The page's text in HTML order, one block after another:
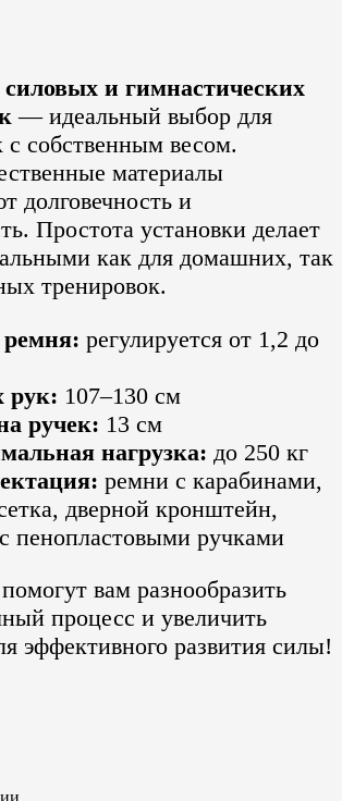
и гимнастических
— идеальный выбор для
с собственным весом.
материалы
долговечность и
Простота установки делает
как для домашних, так
тренировок.
регулируется от 1,2 до
рук: 107–130 см
ручек: 13 см
нагрузка: до 250 кг
ремни с карабинами,
дверной кронштейн,
пенопластовыми ручками
вам разнообразить
процесс и увеличить
эффективного развития силы!